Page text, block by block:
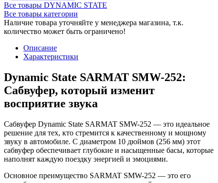
Все товары DYNAMIC STATE
Все товары категории
Наличие товара уточняйте у менеджера магазина, т.к.
количество может быть ограничено!
Описание
Характеристики
Dynamic State SARMAT SMW-252:
Сабвуфер, который изменит
восприятие звука
Сабвуфер Dynamic State SARMAT SMW-252 — это идеальное
решение для тех, кто стремится к качественному и мощному
звуку в автомобиле. С диаметром 10 дюймов (256 мм) этот
сабвуфер обеспечивает глубокие и насыщенные басы, которые
наполнят каждую поездку энергией и эмоциями.
Основное преимущество SARMAT SMW-252 — это его